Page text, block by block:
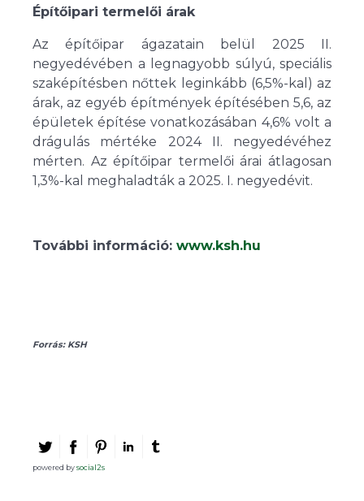
Építőipari termelői árak
Az építőipar ágazatain belül 2025 II.
negyedévében a legnagyobb súlyú, speciális
szaképítésben nőttek leginkább (6,5%-kal) az
árak, az egyéb építmények építésében 5,6, az
épületek építése vonatkozásában 4,6% volt a
drágulás mértéke 2024 II. negyedévéhez
mérten. Az építőipar termelői árai átlagosan
1,3%-kal meghaladták a 2025. I. negyedévit.
További információ: www.ksh.hu
Forrás: KSH
powered bysocial2s